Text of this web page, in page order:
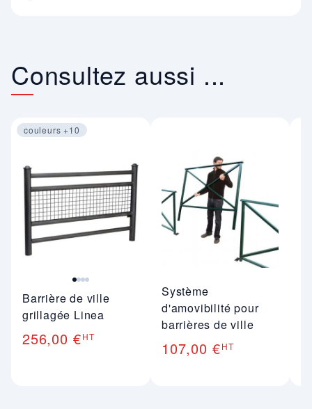
Consultez aussi ...
couleurs +10
Barrière de ville
grillagée Linea
256,00 €HT
Système
d'amovibilité pour
barrières de ville
107,00 €HT